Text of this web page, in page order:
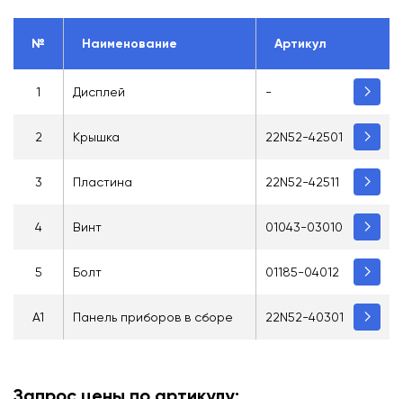
№ Наименование Артикул
1 Дисплей -
2 Крышка 22N52-42501
3 Пластина 22N52-42511
4 Винт 01043-03010
5 Болт 01185-04012
A1 Панель приборов в сборе 22N52-40301